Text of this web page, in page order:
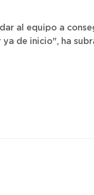
al equipo a
de inicio", ha